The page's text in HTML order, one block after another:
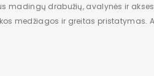
madingų drabužių, avalynės ir
medžiagos ir greitas pristatymas.